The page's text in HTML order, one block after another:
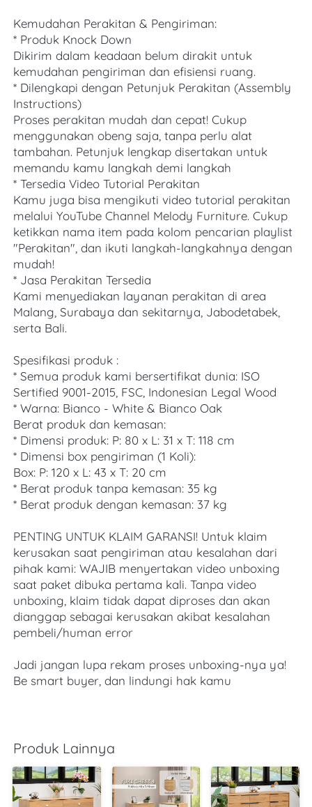
Kemudahan Perakitan & Pengiriman:
* Produk Knock Down
Dikirim dalam keadaan belum dirakit untuk
kemudahan pengiriman dan efisiensi ruang.
* Dilengkapi dengan Petunjuk Perakitan (Assembly
Instructions)
Proses perakitan mudah dan cepat! Cukup
menggunakan obeng saja, tanpa perlu alat
tambahan. Petunjuk lengkap disertakan untuk
memandu kamu langkah demi langkah
* Tersedia Video Tutorial Perakitan
Kamu juga bisa mengikuti video tutorial perakitan
melalui YouTube Channel Melody Furniture. Cukup
ketikkan nama item pada kolom pencarian playlist
"Perakitan", dan ikuti langkah-langkahnya dengan
mudah!
* Jasa Perakitan Tersedia
Kami menyediakan layanan perakitan di area
Malang, Surabaya dan sekitarnya, Jabodetabek,
serta Bali.
Spesifikasi produk :
* Semua produk kami bersertifikat dunia: ISO
Sertified 9001-2015, FSC, Indonesian Legal Wood
* Warna: Bianco - White & Bianco Oak
Berat produk dan kemasan:
* Dimensi produk: P: 80 x L: 31 x T: 118 cm
* Dimensi box pengiriman (1 Koli):
Box: P: 120 x L: 43 x T: 20 cm
* Berat produk tanpa kemasan: 35 kg
* Berat produk dengan kemasan: 37 kg
PENTING UNTUK KLAIM GARANSI! Untuk klaim
kerusakan saat pengiriman atau kesalahan dari
pihak kami: WAJIB menyertakan video unboxing
saat paket dibuka pertama kali. Tanpa video
unboxing, klaim tidak dapat diproses dan akan
dianggap sebagai kerusakan akibat kesalahan
pembeli/human error
Jadi jangan lupa rekam proses unboxing-nya ya!
Be smart buyer, dan lindungi hak kamu
Produk Lainnya